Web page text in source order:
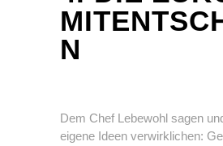
N
Dem Chef Lebewohl sagen
eigene Ideen verwirklichen: